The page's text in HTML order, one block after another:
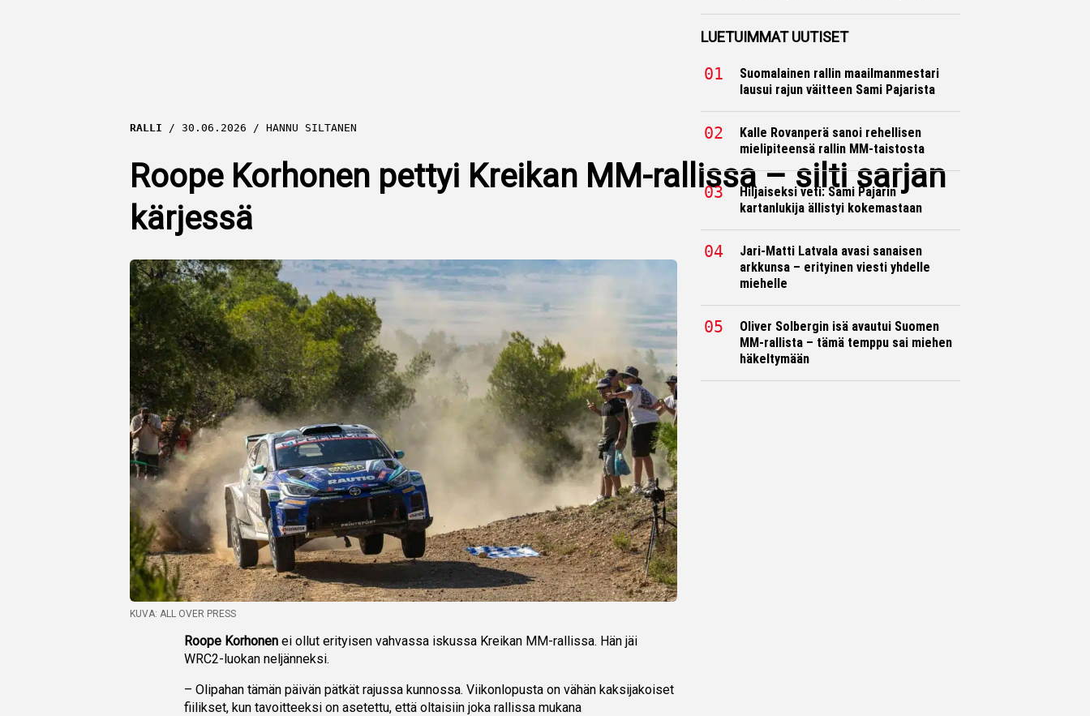
RALLI 30.06.2026 HANNU SILTANEN
Roope Korhonen pettyi Kreikan MM-rallissa – silti sarjan
kärjessä
KUVA: ALL OVER PRESS
Roope Korhonen ei ollut erityisen vahvassa iskussa Kreikan MM-rallissa. Hän jäi
WRC2-luokan neljänneksi.
– Olipahan tämän päivän pätkät rajussa kunnossa. Viikonlopusta on vähän kaksijakoiset
fiilikset, kun tavoitteeksi on asetettu, että oltaisiin joka rallissa mukana
LUETUIMMAT UUTISET
Suomalainen rallin maailmanmestari
lausui rajun väitteen Sami Pajarista
Kalle Rovanperä sanoi rehellisen
mielipiteensä rallin MM-taistosta
Hiljaiseksi veti: Sami Pajarin
kartanlukija ällistyi kokemastaan
Jari-Matti Latvala avasi sanaisen
arkkunsa – erityinen viesti yhdelle
miehelle
Oliver Solbergin isä avautui Suomen
MM-rallista – tämä temppu sai miehen
häkeltymään